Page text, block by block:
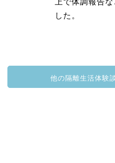
した。
他の隔離生活体験